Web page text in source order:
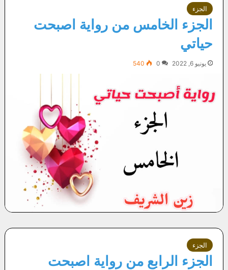
الجزء
الجزء الخامس من رواية اصبحت
حياتي
يونيو 6, 2022 0
540
الجزء
الجزء الرابع من رواية اصبحت